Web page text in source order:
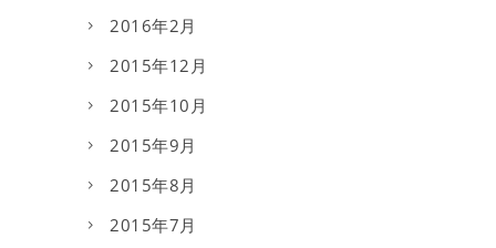
2016年2月
2015年12月
2015年10月
2015年9月
2015年8月
2015年7月